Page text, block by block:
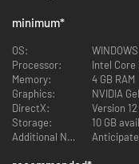
… Men noget er pludselig
Skyggen strækker sig
Træets farver falmer, og
Og midt i dette kaos
Mens Arthur er
sin grumme plan.
minimum*
OS:
Processor:
Intel
Memory:
4 GB RAM
Graphics:
NVIDIA
DirectX:
Version 12
Storage:
10 GB
Additional Notes: